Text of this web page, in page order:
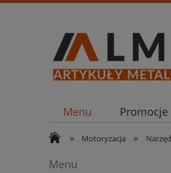
Menu Promocje
» Motoryzacja »
Menu